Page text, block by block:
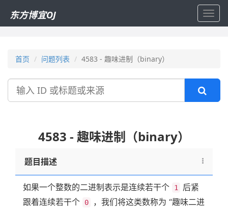
东方博宜OJ
首页 问题列表 4583 - 趣味进制（binary）
搜
4583 - 趣味进制（binary）
题目描述
如果一个整数的二进制表示是连续若干个 1
后紧
跟着连续若干个
0
，我们将这类数称为 “趣味二进